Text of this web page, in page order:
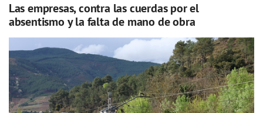
Las empresas, contra las cuerdas por el
absentismo y la falta de mano de obra